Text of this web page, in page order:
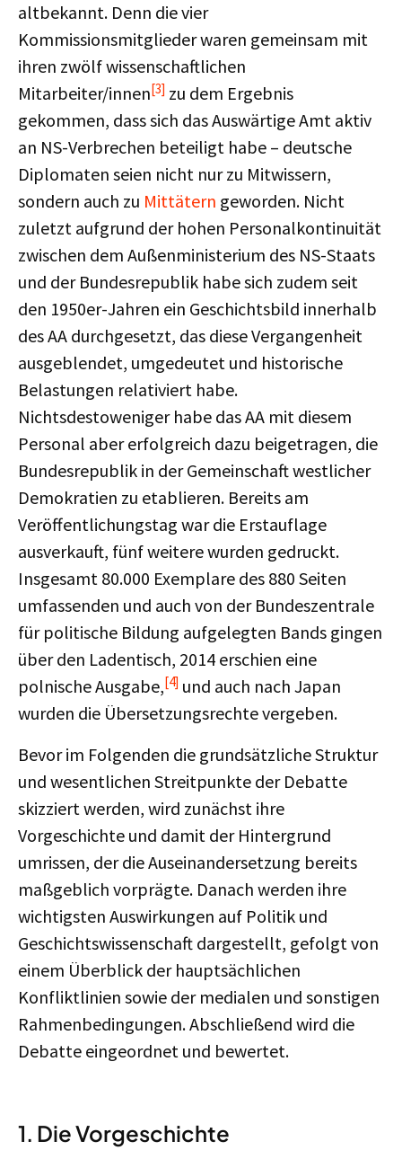
altbekannt. Denn die vier
Kommissionsmitglieder waren gemeinsam mit
ihren zwölf wissenschaftlichen
Mitarbeiter/innen[3] zu dem Ergebnis
gekommen, dass sich das Auswärtige Amt aktiv
an NS-Verbrechen beteiligt habe – deutsche
Diplomaten seien nicht nur zu Mitwissern,
sondern auch zu Mittätern geworden. Nicht
zuletzt aufgrund der hohen Personalkontinuität
zwischen dem Außenministerium des NS-Staats
und der Bundesrepublik habe sich zudem seit
den 1950er-Jahren ein Geschichtsbild innerhalb
des AA durchgesetzt, das diese Vergangenheit
ausgeblendet, umgedeutet und historische
Belastungen relativiert habe.
Nichtsdestoweniger habe das AA mit diesem
Personal aber erfolgreich dazu beigetragen, die
Bundesrepublik in der Gemeinschaft westlicher
Demokratien zu etablieren. Bereits am
Veröffentlichungstag war die Erstauflage
ausverkauft, fünf weitere wurden gedruckt.
Insgesamt 80.000 Exemplare des 880 Seiten
umfassenden und auch von der Bundeszentrale
für politische Bildung aufgelegten Bands gingen
über den Ladentisch, 2014 erschien eine
polnische Ausgabe,[4] und auch nach Japan
wurden die Übersetzungsrechte vergeben.
Bevor im Folgenden die grundsätzliche Struktur
und wesentlichen Streitpunkte der Debatte
skizziert werden, wird zunächst ihre
Vorgeschichte und damit der Hintergrund
umrissen, der die Auseinandersetzung bereits
maßgeblich vorprägte. Danach werden ihre
wichtigsten Auswirkungen auf Politik und
Geschichtswissenschaft dargestellt, gefolgt von
einem Überblick der hauptsächlichen
Konfliktlinien sowie der medialen und sonstigen
Rahmenbedingungen. Abschließend wird die
Debatte eingeordnet und bewertet.
1. Die Vorgeschichte